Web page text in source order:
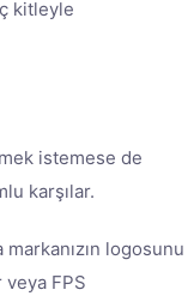
kitleyle
istemese de
karşılar.
logosunu
FPS